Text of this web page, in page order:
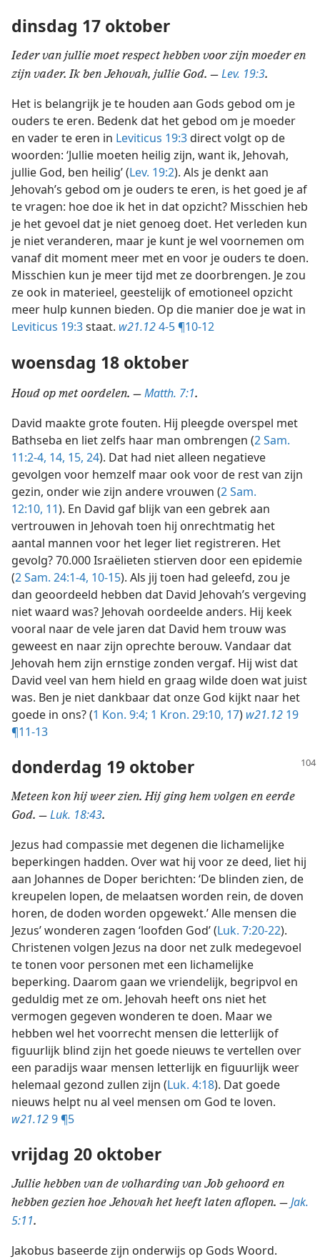
dinsdag 17 oktober
Ieder van jullie moet respect hebben voor zijn moeder en
zijn vader. Ik ben Jehovah, jullie God. — Lev. 19:3.
Het is belangrijk je te houden aan Gods gebod om je
ouders te eren. Bedenk dat het gebod om je moeder
en vader te eren in Leviticus 19:3direct volgt op de
woorden: ‘Jullie moeten heilig zijn, want ik, Jehovah,
jullie God, ben heilig’ (Lev. 19:2). Als je denkt aan
Jehovah’s gebod om je ouders te eren, is het goed je af
te vragen: hoe doe ik het in dat opzicht? Misschien heb
je het gevoel dat je niet genoeg doet. Het verleden kun
je niet veranderen, maar je kunt je wel voornemen om
vanaf dit moment meer met en voor je ouders te doen.
Misschien kun je meer tijd met ze doorbrengen. Je zou
ze ook in materieel, geestelijk of emotioneel opzicht
meer hulp kunnen bieden. Op die manier doe je wat in
Leviticus 19:3staat. w21.124-5 ¶10-12
woensdag 18 oktober
Houd op met oordelen. — Matth. 7:1.
David maakte grote fouten. Hij pleegde overspel met
Bathseba en liet zelfs haar man ombrengen (2 Sam.
11:2-4, 14, 15, 24). Dat had niet alleen negatieve
gevolgen voor hemzelf maar ook voor de rest van zijn
gezin, onder wie zijn andere vrouwen (2 Sam.
12:10, 11). En David gaf blijk van een gebrek aan
vertrouwen in Jehovah toen hij onrechtmatig het
aantal mannen voor het leger liet registreren. Het
gevolg? 70.000 Israëlieten stierven door een epidemie
(2 Sam. 24:1-4, 10-15). Als jij toen had geleefd, zou je
dan geoordeeld hebben dat David Jehovah’s vergeving
niet waard was? Jehovah oordeelde anders. Hij keek
vooral naar de vele jaren dat David hem trouw was
geweest en naar zijn oprechte berouw. Vandaar dat
Jehovah hem zijn ernstige zonden vergaf. Hij wist dat
David veel van hem hield en graag wilde doen wat juist
was. Ben je niet dankbaar dat onze God kijkt naar het
goede in ons? (1 Kon. 9:4; 1 Kron. 29:10, 17) w21.12 19
¶11-13
donderdag 19 oktober
Meteen kon hij weer zien. Hij ging hem volgen en eerde
God. — Luk. 18:43.
Jezus had compassie met degenen die lichamelijke
beperkingen hadden. Over wat hij voor ze deed, liet hij
aan Johannes de Doper berichten: ‘De blinden zien, de
kreupelen lopen, de melaatsen worden rein, de doven
horen, de doden worden opgewekt.’ Alle mensen die
Jezus’ wonderen zagen ‘loofden God’ (Luk. 7:20-22).
Christenen volgen Jezus na door net zulk medegevoel
te tonen voor personen met een lichamelijke
beperking. Daarom gaan we vriendelijk, begripvol en
geduldig met ze om. Jehovah heeft ons niet het
vermogen gegeven wonderen te doen. Maar we
hebben wel het voorrecht mensen die letterlijk of
figuurlijk blind zijn het goede nieuws te vertellen over
een paradijs waar mensen letterlijk en figuurlijk weer
helemaal gezond zullen zijn (Luk. 4:18). Dat goede
nieuws helpt nu al veel mensen om God te loven.
w21.129 ¶5
vrijdag 20 oktober
Jullie hebben van de volharding van Job gehoord en
hebben gezien hoe Jehovah het heeft laten aflopen. — Jak.
5:11.
Jakobus baseerde zijn onderwijs op Gods Woord.